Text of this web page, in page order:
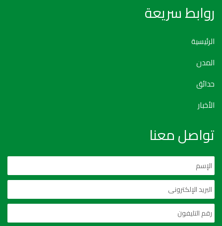
روابط سريعة
الرئيسية
المدن
حدائق
الأخبار
تواصل معنا